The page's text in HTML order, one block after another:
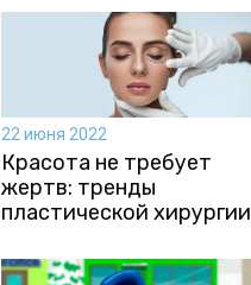
22 июня 2022
Красота не требует
жертв: тренды
пластической хирургии